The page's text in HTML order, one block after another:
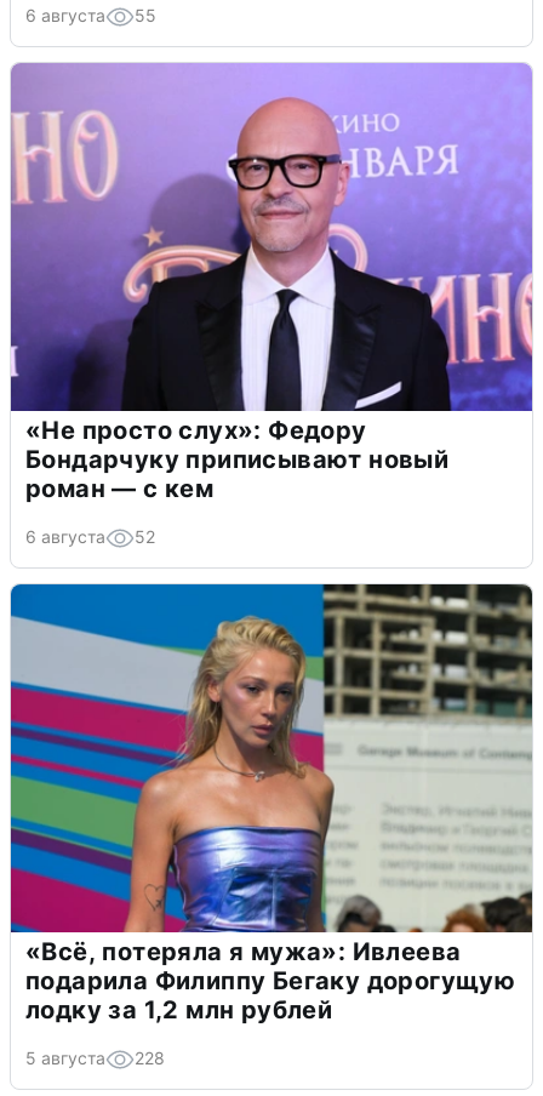
6 августа 55
«Не просто слух»: Федору
Бондарчуку приписывают новый
роман — с кем
6 августа 52
«Всё, потеряла я мужа»: Ивлеева
подарила Филиппу Бегаку дорогущую
лодку за 1,2 млн рублей
5 августа 228